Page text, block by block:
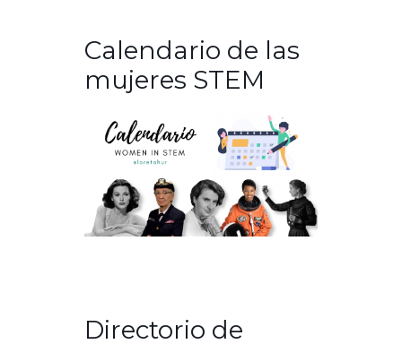
Calendario de las
mujeres STEM
Directorio de